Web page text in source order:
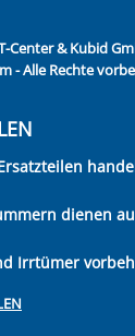
Center & Kubid
- Alle Rechte
dienen
Irrtümer